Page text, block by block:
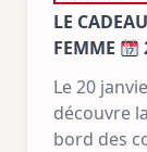
LE
FEMME
Le 20
découvre
bord des